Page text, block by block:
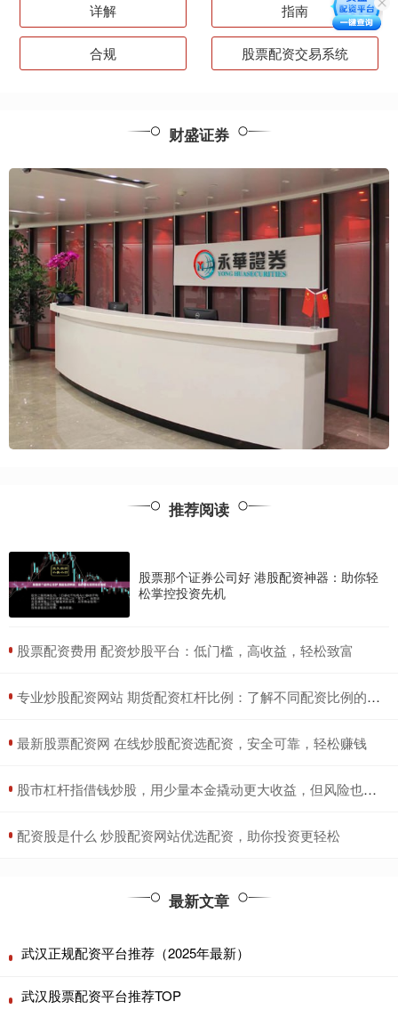
详解 指南
合规 股票配资交易系统
财盛证券
推荐阅读
股票那个证券公司好 港股配资神器：助你轻
松掌控投资先机
​股票配资费用 配资炒股平台：低门槛，高收益，轻松致富
​专业炒股配资网站 期货配资杠杆比例：了解不同配资比例的风险与收益
​最新股票配资网 在线炒股配资选配资，安全可靠，轻松赚钱
​股市杠杆指借钱炒股，用少量本金撬动更大收益，但风险也成倍放大。
​配资股是什么 炒股配资网站优选配资，助你投资更轻松
最新文章
武汉正规配资平台推荐（2025年最新）
武汉股票配资平台推荐TOP